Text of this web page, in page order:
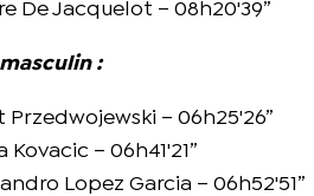
De Jacquelot – 08h20'39”
:
Przedwojewski – 06h25'26”
Kovacic – 06h41'21”
Lopez Garcia – 06h52'51”